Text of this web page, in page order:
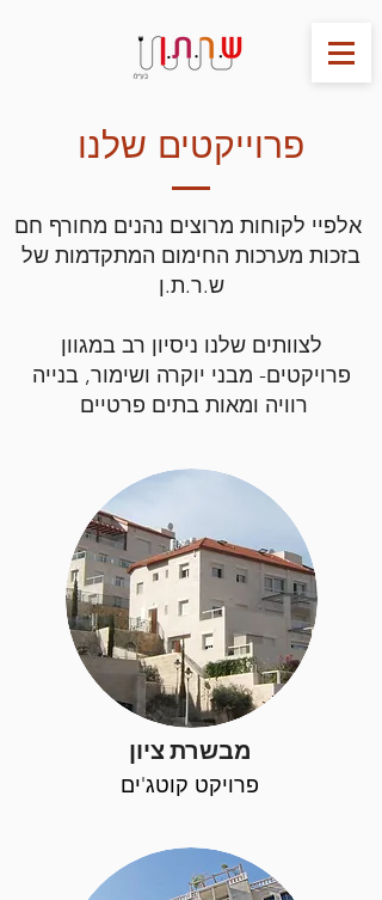
אלפיי לקוחות מרוצים נהנים מחורף חם
בזכות מערכות החימום המתקדמות של
ש.ר.ת.ן
לצוותים שלנו ניסיון רב במגוון
פרויקטים- מבני יוקרה ושימור, בנייה
רוויה ומאות בתים פרטיים
פרוייקטים שלנו
מבשרת ציון
פרויקט קוטג'ים